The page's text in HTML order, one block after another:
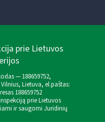
prie Lietuvos
— 188659752,
Lietuva, el.paštas:
188659752
prie Lietuvos
ir saugomi Juridinių